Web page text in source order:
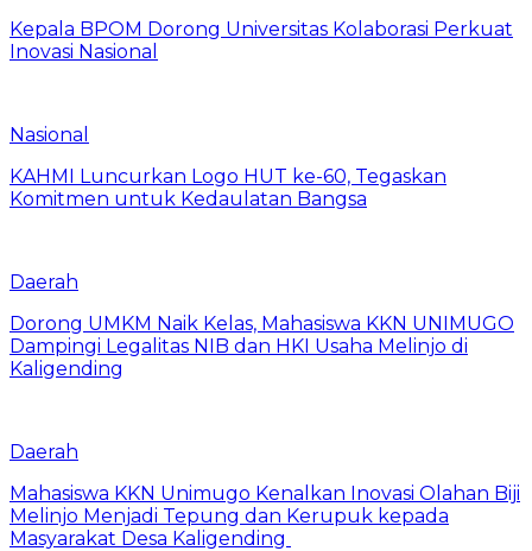
Kepala BPOM Dorong Universitas Kolaborasi Perkuat
Inovasi Nasional
Nasional
KAHMI Luncurkan Logo HUT ke-60, Tegaskan
Komitmen untuk Kedaulatan Bangsa
Daerah
Dorong UMKM Naik Kelas, Mahasiswa KKN UNIMUGO
Dampingi Legalitas NIB dan HKI Usaha Melinjo di
Kaligending
Daerah
Mahasiswa KKN Unimugo Kenalkan Inovasi Olahan Biji
Melinjo Menjadi Tepung dan Kerupuk kepada
Masyarakat Desa Kaligending